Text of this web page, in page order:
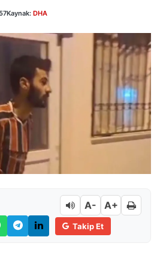
Kaynak: DHA
A- A+
Takip Et